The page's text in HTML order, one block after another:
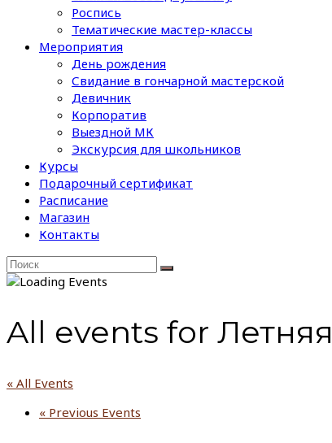
Роспись
Тематические мастер-классы
Мероприятия
День рождения
Свидание в гончарной мастерской
Девичник
Корпоратив
Выездной МК
Экскурсия для школьников
Курсы
Подарочный сертификат
Расписание
Магазин
Контакты
All events for
« All Events
« Previous Events